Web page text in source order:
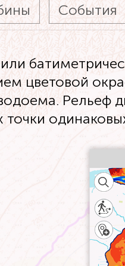
События
или
цветовой
Рельеф